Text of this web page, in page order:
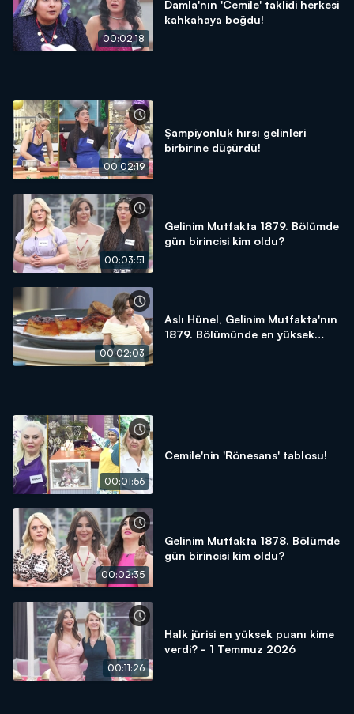
00:02:18
Damla'nın 'Cemile' taklidi herkesi
kahkahaya boğdu!
00:02:19
Şampiyonluk hırsı gelinleri
birbirine düşürdü!
00:03:51
Gelinim Mutfakta 1879. Bölümde
gün birincisi kim oldu?
00:02:03
Aslı Hünel, Gelinim Mutfakta'nın
1879. Bölümünde en yüksek
00:01:56
Cemile'nin 'Rönesans' tablosu!
00:02:35
Gelinim Mutfakta 1878. Bölümde
gün birincisi kim oldu?
00:11:26
Halk jürisi en yüksek puanı kime
verdi? - 1 Temmuz 2026